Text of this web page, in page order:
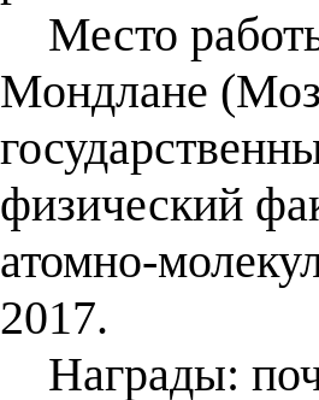
Место
Мондлане
физический
атомно-
2017.
Награды: